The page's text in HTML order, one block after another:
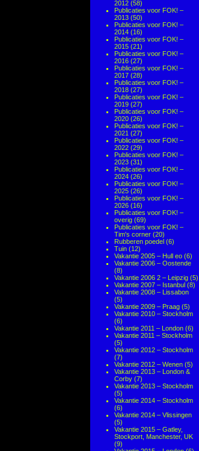
2012 (58)
Publicaties voor FOK! –
2013 (50)
Publicaties voor FOK! –
2014 (16)
Publicaties voor FOK! –
2015 (21)
Publicaties voor FOK! –
2016 (27)
Publicaties voor FOK! –
2017 (28)
Publicaties voor FOK! –
2018 (27)
Publicaties voor FOK! –
2019 (27)
Publicaties voor FOK! –
2020 (26)
Publicaties voor FOK! –
2021 (27)
Publicaties voor FOK! –
2022 (29)
Publicaties voor FOK! –
2023 (31)
Publicaties voor FOK! –
2024 (26)
Publicaties voor FOK! –
2025 (26)
Publicaties voor FOK! –
2026 (16)
Publicaties voor FOK! –
overig (69)
Publicaties voor FOK! –
Tim's corner (20)
Rubberen poedel (6)
Tuin (12)
Vakantie 2005 – Hull eo (6)
Vakantie 2006 – Oostende
(8)
Vakantie 2006 2 – Leipzig (5)
Vakantie 2007 – Istanbul (8)
Vakantie 2008 – Lissabon
(5)
Vakantie 2009 – Praag (5)
Vakantie 2010 – Stockholm
(6)
Vakantie 2011 – London (6)
Vakantie 2011 – Stockholm
(5)
Vakantie 2012 – Stockholm
(7)
Vakantie 2012 – Wenen (5)
Vakantie 2013 – London &
Corby (7)
Vakantie 2013 – Stockholm
(5)
Vakantie 2014 – Stockholm
(6)
Vakantie 2014 – Vlissingen
(5)
Vakantie 2015 – Gatley,
Stockport, Manchester, UK
(9)